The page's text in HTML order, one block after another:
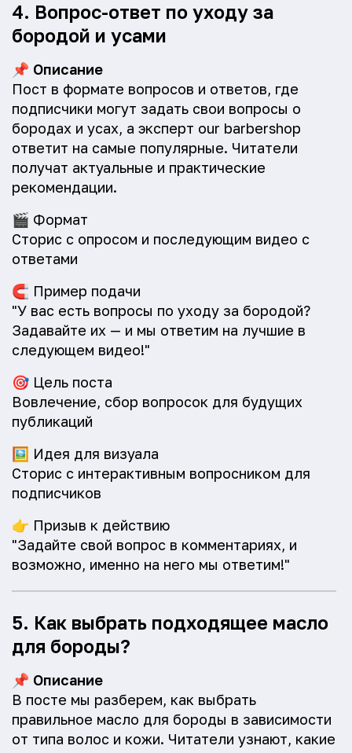
4. Вопрос-ответ по уходу за
бородой и усами
📌 Описание
Пост в формате вопросов и ответов, где
подписчики могут задать свои вопросы о
бородах и усах, а эксперт our barbershop
ответит на самые популярные. Читатели
получат актуальные и практические
рекомендации.
🎬 Формат
Сторис с опросом и последующим видео с
ответами
🧲 Пример подачи
"У вас есть вопросы по уходу за бородой?
Задавайте их — и мы ответим на лучшие в
следующем видео!"
🎯 Цель поста
Вовлечение, сбор вопросок для будущих
публикаций
🖼️ Идея для визуала
Сторис с интерактивным вопросником для
подписчиков
👉 Призыв к действию
"Задайте свой вопрос в комментариях, и
возможно, именно на него мы ответим!"
5. Как выбрать подходящее масло
для бороды?
📌 Описание
В посте мы разберем, как выбрать
правильное масло для бороды в зависимости
от типа волос и кожи. Читатели узнают, какие